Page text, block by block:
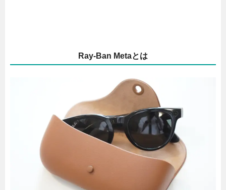
Ray-Ban Metaとは